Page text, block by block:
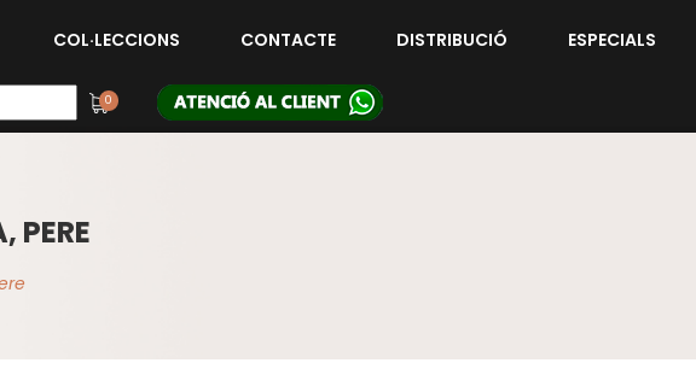
COL·LECCIONS CONTACTE DISTRIBUCIÓ ESPECIALS
0
PERE